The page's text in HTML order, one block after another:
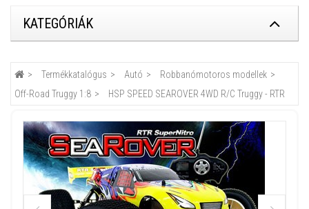
KATEGÓRIÁK
Termékkatalógus Autó
Robbanómotoros modellek
Off-Road Truggy 1:8
HSP SPEED SEAROVER 4WD R/C Truggy - RTR